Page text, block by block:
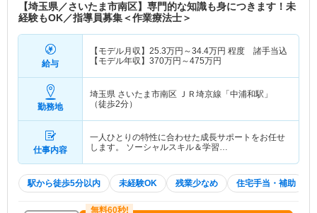
【埼玉県／さいたま市南区】専門的な知識も身につきます！未
経験もOK／指導員募集＜作業療法士＞
給与
【モデル月収】 25.3万円～34.4万円 程度 諸手当込
【モデル年収】 370万円～475万円
勤務地
埼玉県 さいたま市南区 ＪＲ埼京線「中浦和駅」
（徒歩2分）
仕事内容
一人ひとりの特性に合わせた成長サポートをお任せ
します。 ソーシャルスキル＆学習…
駅から徒歩5分以内 未経験OK 残業少なめ 住宅手当・補助